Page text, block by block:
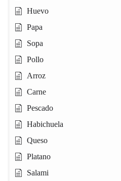
Huevo
Papa
Sopa
Pollo
Arroz
Carne
Pescado
Habichuela
Queso
Platano
Salami